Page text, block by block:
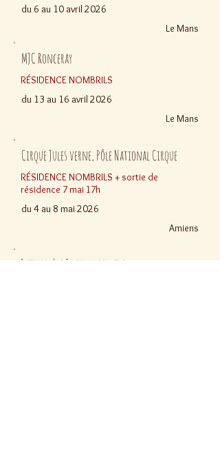
du 6 au 10 avril 2026
Le Mans
MJC Ronceray
RÉSIDENCE NOMBRILS
du 13 au 16 avril 2026
Le Mans
Cirque Jules verne, Pôle National Cirque
RÉSIDENCE NOMBRILS + sortie de
résidence 7 mai 17h
du 4 au 8 mai 2026
Amiens
Festival Les Incandescentes